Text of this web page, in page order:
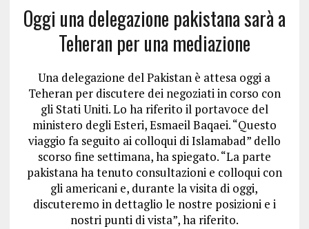
Oggi una delegazione pakistana sarà a
Teheran per una mediazione
Una delegazione del Pakistan è attesa oggi a
Teheran per discutere dei negoziati in corso con
gli Stati Uniti. Lo ha riferito il portavoce del
ministero degli Esteri, Esmaeil Baqaei. “Questo
viaggio fa seguito ai colloqui di Islamabad” dello
scorso fine settimana, ha spiegato. “La parte
pakistana ha tenuto consultazioni e colloqui con
gli americani e, durante la visita di oggi,
discuteremo in dettaglio le nostre posizioni e i
nostri punti di vista”, ha riferito.